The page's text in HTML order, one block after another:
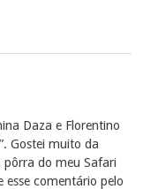
Daza e Florentino
Gostei muito da
pôrra do meu Safari
esse comentário pelo